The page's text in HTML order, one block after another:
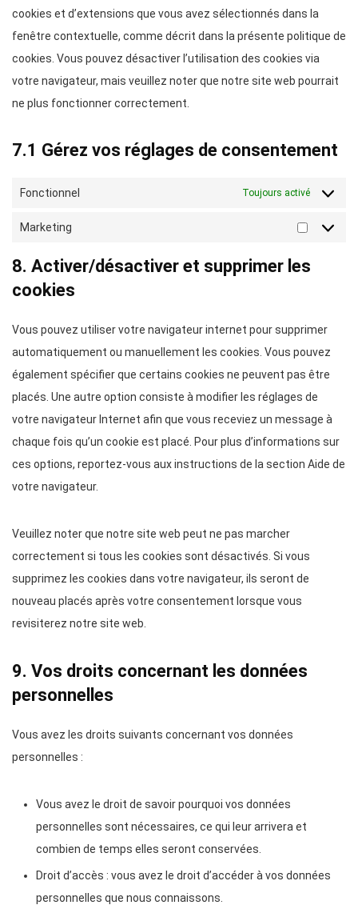
cookies et d’extensions que vous avez sélectionnés dans la
fenêtre contextuelle, comme décrit dans la présente politique de
cookies. Vous pouvez désactiver l’utilisation des cookies via
votre navigateur, mais veuillez noter que notre site web pourrait
ne plus fonctionner correctement.
7.1 Gérez vos réglages de consentement
Fonctionnel Toujours activé
Marketing
8. Activer/désactiver et supprimer les
cookies
Vous pouvez utiliser votre navigateur internet pour supprimer
automatiquement ou manuellement les cookies. Vous pouvez
également spécifier que certains cookies ne peuvent pas être
placés. Une autre option consiste à modifier les réglages de
votre navigateur Internet afin que vous receviez un message à
chaque fois qu’un cookie est placé. Pour plus d’informations sur
ces options, reportez-vous aux instructions de la section Aide de
votre navigateur.
Veuillez noter que notre site web peut ne pas marcher
correctement si tous les cookies sont désactivés. Si vous
supprimez les cookies dans votre navigateur, ils seront de
nouveau placés après votre consentement lorsque vous
revisiterez notre site web.
9. Vos droits concernant les données
personnelles
Vous avez les droits suivants concernant vos données
personnelles :
Vous avez le droit de savoir pourquoi vos données
personnelles sont nécessaires, ce qui leur arrivera et
combien de temps elles seront conservées.
Droit d’accès : vous avez le droit d’accéder à vos données
personnelles que nous connaissons.